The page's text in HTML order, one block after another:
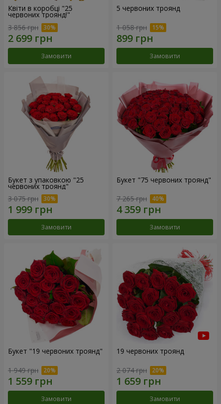
Квіти в коробці "25
червоних троянд!"
3 856 грн
Замовити
5 червоних троянд
1 058 грн
Замовити
Букет з упаковкою "25
червоних троянд"
3 075 грн
Замовити
Букет "75 червоних троянд"
7 265 грн
Замовити
Букет "19 червоних троянд"
1 949 грн
Замовити
19 червоних троянд
2 074 грн
Замовити